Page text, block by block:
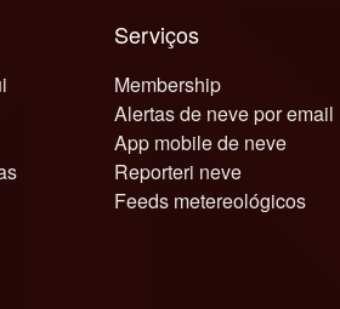
Serviços
Membership
Alertas de neve por email
App mobile de neve
Reporteri neve
Feeds metereológicos